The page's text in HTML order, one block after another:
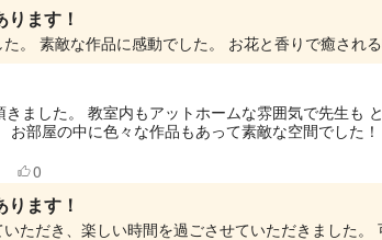
ます！
ました。 教室内もアットホームな雰囲気で先生も
お部屋の中に色々な作品もあって素敵な空間でした
0
ます！